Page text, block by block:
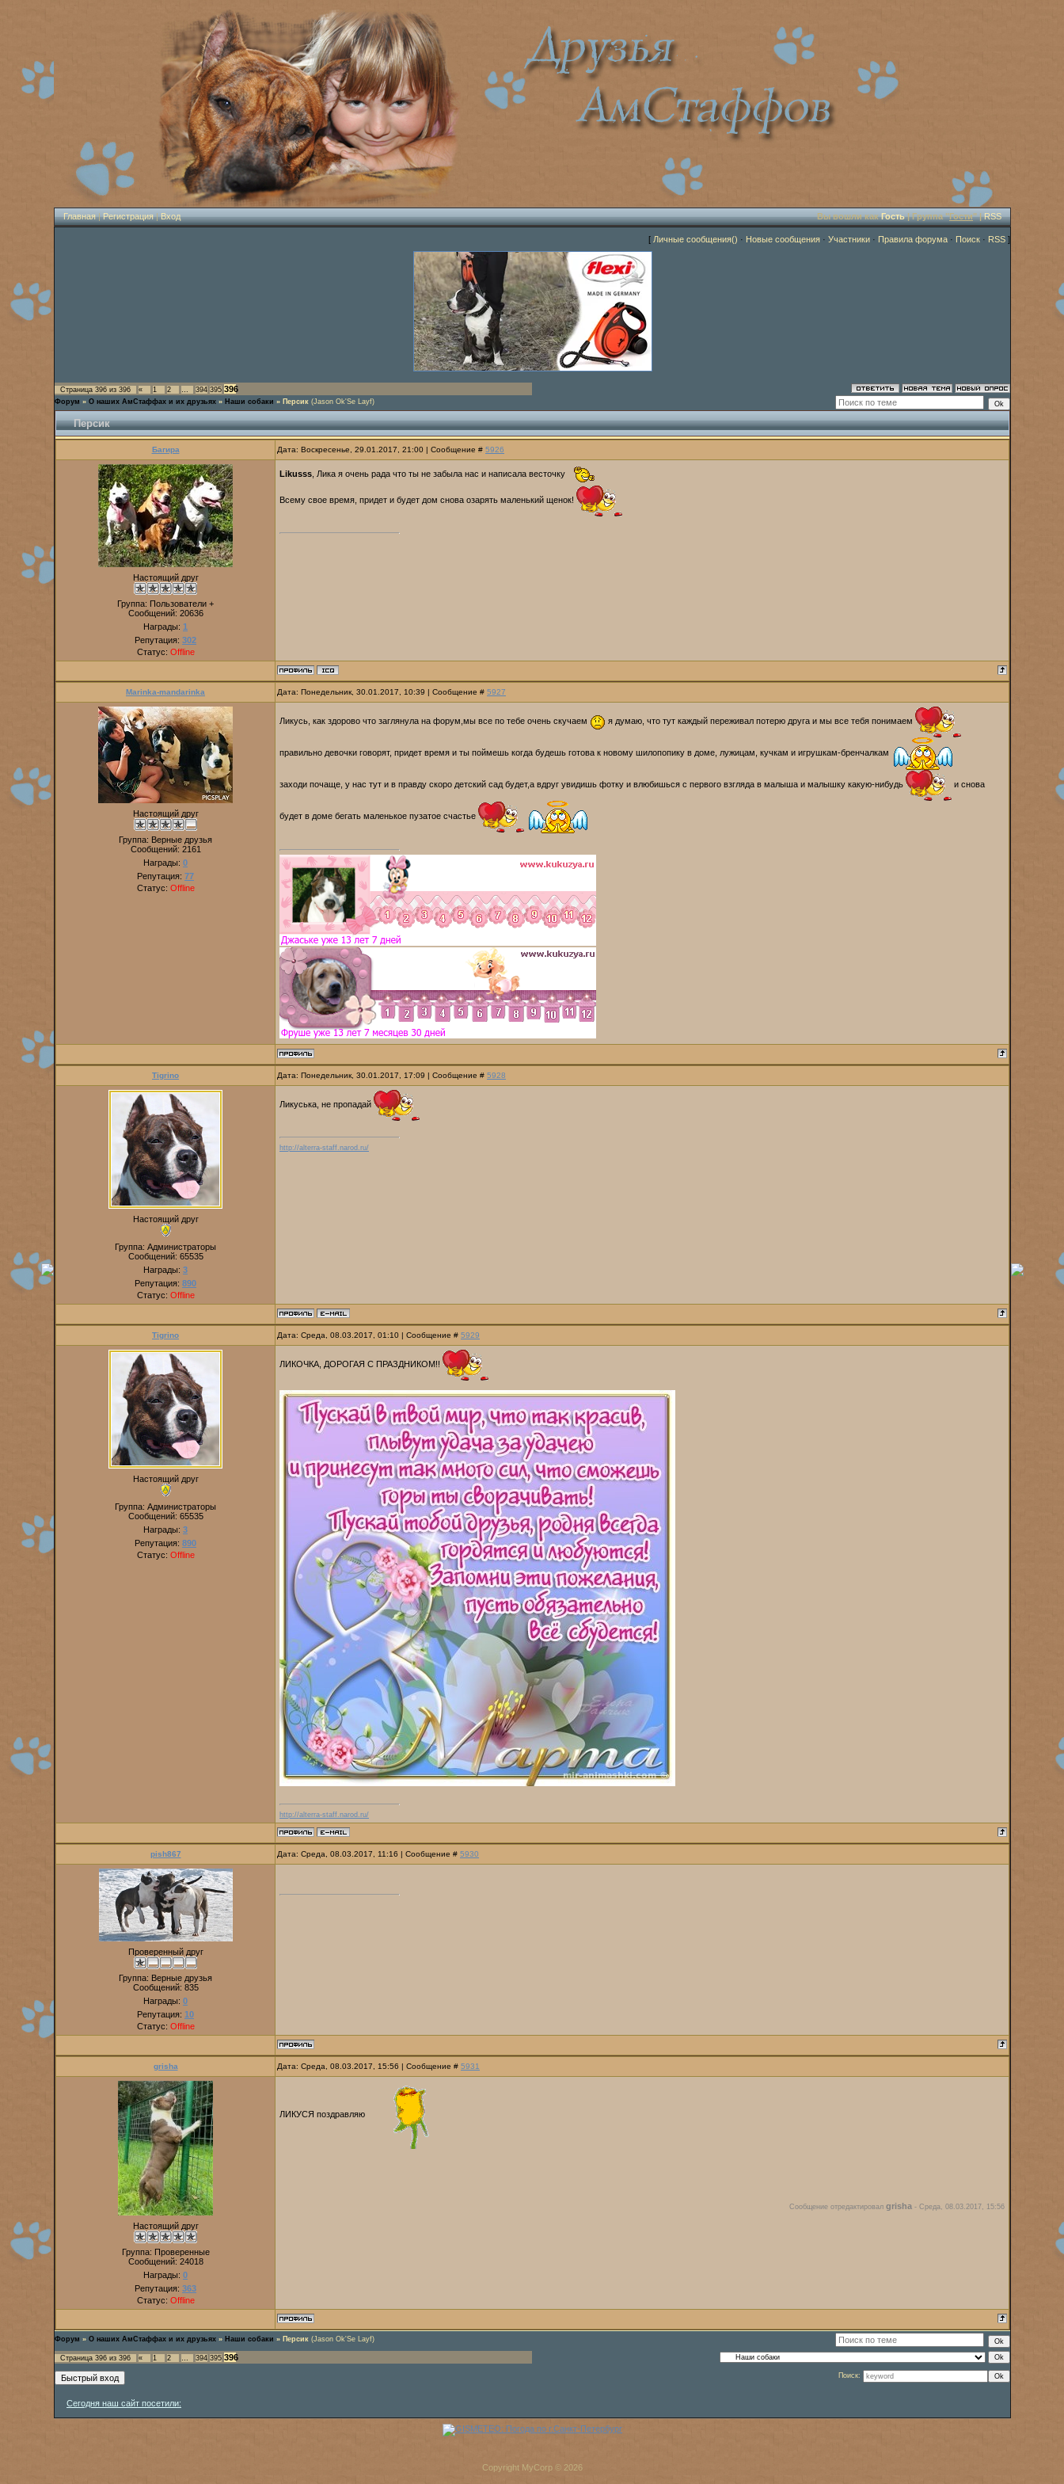
Главная|Регистрация|Вход Вы вошли какГость| Группа "Гости" |RSS
[ Личные сообщения() · Новые сообщения · Участники · Правила форума · Поиск · RSS ]
Страница 396 из 396 « 1 2 … 394 395 396
Форум » О наших АмСтаффах и их друзьях » Наши собаки » Персик (Jason Ok'Se Layf)
Персик
Багира Дата: Воскресенье, 29.01.2017, 21:00 | Сообщение # 5926
Настоящий друг
Группа: Пользователи +
Сообщений: 20636
Награды: 1
Репутация: 302
Статус: Offline
Likusss , Лика я очень рада что ты не забыла нас и написала весточку
Всему свое время, придет и будет дом снова озарять маленький щенок!
Marinka-mandarinka Дата: Понедельник, 30.01.2017, 10:39 | Сообщение # 5927
Настоящий друг
Группа: Верные друзья
Сообщений: 2161
Награды: 0
Репутация: 77
Статус: Offline
Ликусь, как здорово что заглянула на форум,мы все по тебе очень скучаем я думаю, что тут каждый переживал потерю друга и мы все тебя понимаем
правильно девочки говорят, придет время и ты поймешь когда будешь готова к новому шилопопику в доме, лужицам, кучкам и игрушкам-бренчалкам
заходи почаще, у нас тут и в правду скоро детский сад будет,а вдруг увидишь фотку и влюбишься с первого взгляда в малыша и малышку какую-нибудь и снова
будет в доме бегать маленькое пузатое счастье
Tigrino Дата: Понедельник, 30.01.2017, 17:09 | Сообщение # 5928
Настоящий друг
Группа: Администраторы
Сообщений: 65535
Награды: 3
Репутация: 890
Статус: Offline
Ликуська, не пропадай
http://alterra-staff.narod.ru/
Tigrino Дата: Среда, 08.03.2017, 01:10 | Сообщение # 5929
Настоящий друг
Группа: Администраторы
Сообщений: 65535
Награды: 3
Репутация: 890
Статус: Offline
ЛИКОЧКА, ДОРОГАЯ С ПРАЗДНИКОМ!!
http://alterra-staff.narod.ru/
pish867 Дата: Среда, 08.03.2017, 11:16 | Сообщение # 5930
Проверенный друг
Группа: Верные друзья
Сообщений: 835
Награды: 0
Репутация: 10
Статус: Offline
grisha Дата: Среда, 08.03.2017, 15:56 | Сообщение # 5931
Настоящий друг
Группа: Проверенные
Сообщений: 24018
Награды: 0
Репутация: 363
Статус: Offline
ЛИКУСЯ поздравляю
Сообщение отредактировал grisha - Среда, 08.03.2017, 15:56
Форум » О наших АмСтаффах и их друзьях » Наши собаки » Персик (Jason Ok'Se Layf)
Страница 396 из 396 « 1 2 … 394 395 396
Поиск:
Сегодня наш сайт посетили:
Copyright MyCorp © 2026